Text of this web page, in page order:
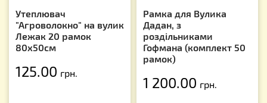
Утеплювач
"Агроволокно" на вулик
Лежак 20 рамок
80х50см
125.00 грн.
Рамка для Вулика
Дадан, з
роздільниками
Гофмана (комплект 50
рамок)
1 200.00 грн.